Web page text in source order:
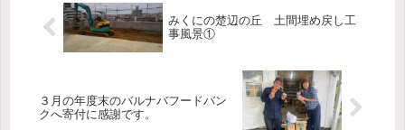
みくにの楚辺の丘 土間埋め戻し工
事風景①
３月の年度末のバルナバフードバン
クへ寄付に感謝です。